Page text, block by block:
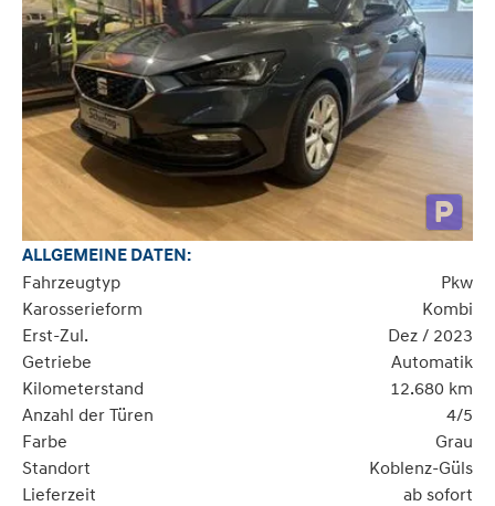
ALLGEMEINE DATEN:
Fahrzeugtyp
Pkw
Karosserieform
Kombi
Erst-Zul.
Dez / 2023
Getriebe
Automatik
Kilometerstand
12.680 km
Anzahl der Türen
4/5
Farbe
Grau
Standort
Koblenz-Güls
Lieferzeit
ab sofort